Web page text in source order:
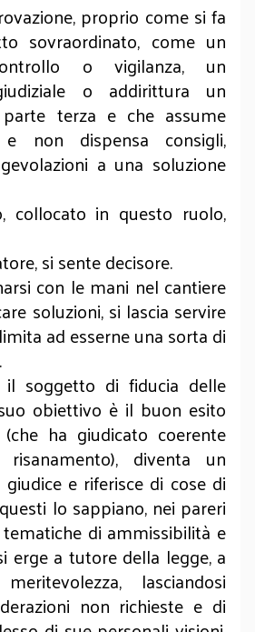
proprio come si fa
sovraordinato, come un
o vigilanza, un
o addirittura un
terza e che assume
e non dispensa consigli,
a una soluzione
collocato in questo ruolo,
si sente decisore.
con le mani nel cantiere
soluzioni, si lascia servire
ad esserne una sorta di
il soggetto di fiducia delle
obiettivo è il buon esito
ha giudicato coerente
diventa un
e riferisce di cose di
lo sappiano, nei pareri
di ammissibilità e
erge a tutore della legge, a
lasciandosi
non richieste e di